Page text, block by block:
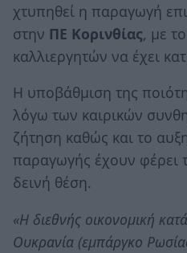
χτυπηθεί η παραγωγή
στην ΠΕ Κορινθίας, με
καλλιεργητών να έχει
Η υποβάθμιση της
λόγω των καιρικών
ζήτηση καθώς και το
παραγωγής έχουν φέρει
δεινή θέση.
«Η διεθνής οικονομική
Ουκρανία (εμπάργκο